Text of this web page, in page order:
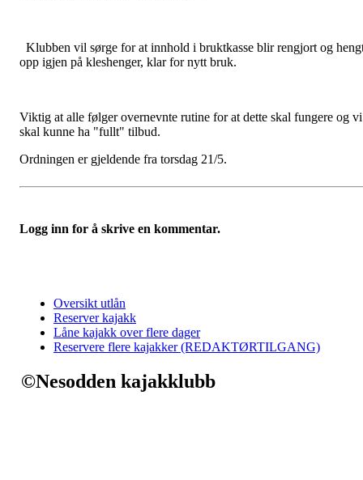
Klubben vil sørge for at innhold i bruktkasse blir rengjort og
opp igjen på kleshenger, klar for nytt bruk.
Viktig at alle følger overnevnte rutine for at dette skal fungere og vi
skal kunne ha "fullt" tilbud.
Ordningen er gjeldende fra torsdag 21/5.
Logg inn for å skrive en kommentar.
Oversikt utlån
Reserver kajakk
Låne kajakk over flere dager
Reservere flere kajakker (REDAKTØRTILGANG)
©Nesodden kajakklubb